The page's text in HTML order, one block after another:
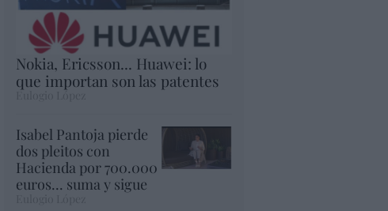
Nokia, Ericsson... Huawei: lo
que importan son las patentes
Eulogio López
Isabel Pantoja pierde
dos pleitos con
Hacienda por 700.000
euros... suma y sigue